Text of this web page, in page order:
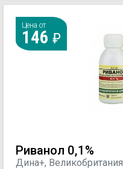
Цена от
146
Риванол 0,1%
Дина+, Великобритания